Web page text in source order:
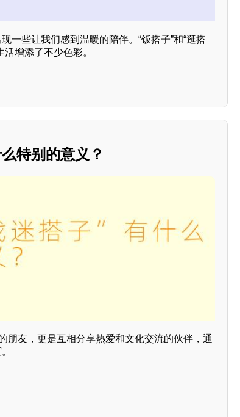
一些让我们感到温暖的陪伴。“饭搭子”和“逛搭
增添了不少色彩。
特别的意义？
朋友，更是互相分享热爱和文化交流的伙伴，通